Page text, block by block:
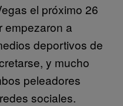
el próximo 26
empezaron a
deportivos de
y mucho
peleadores
sociales.